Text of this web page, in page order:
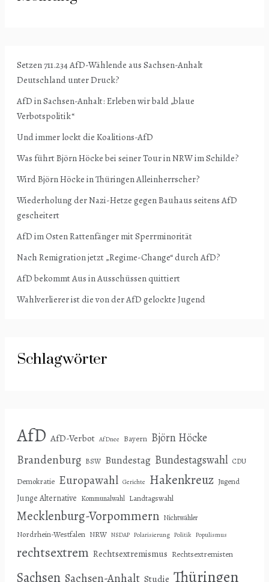
Setzen 711.234 AfD-Wählende aus Sachsen-Anhalt
Deutschland unter Druck?
AfD in Sachsen-Anhalt: Erleben wir bald „blaue
Verbotspolitik“
Und immer lockt die Koalitions-AfD
Was führt Björn Höcke bei seiner Tour in NRW im Schilde?
Wird Björn Höcke in Thüringen Alleinherrscher?
Wiederholung der Nazi-Hetze gegen Bauhaus seitens AfD
gescheitert
AfD im Osten Rattenfänger mit Sperrminorität
Nach Remigration jetzt „Regime-Change“ durch AfD?
AfD bekommt Aus in Ausschüssen quittiert
Wahlverlierer ist die von der AfD gelockte Jugend
Schlagwörter
AfD AfD-Verbot AfDnee Bayern Björn Höcke
Brandenburg BSW Bundestag Bundestagswahl CDU
Demokratie Europawahl Gerichte Hakenkreuz Jugend
Junge Alternative Kommunalwahl Landtagswahl
Mecklenburg-Vorpommern Nichtwähler
Nordrhein-Westfalen NRW NSDAP Polarisierung Politik Populismus
rechtsextrem Rechtsextremismus Rechtsextremisten
Sachsen Sachsen-Anhalt Studie Thüringen